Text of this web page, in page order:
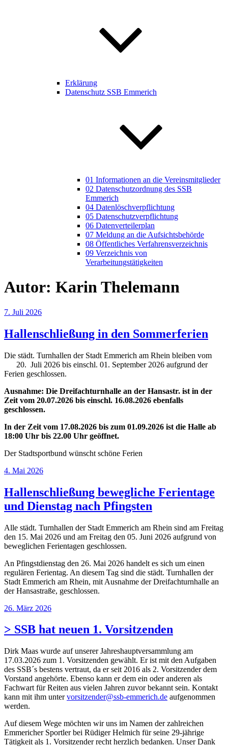
Erklärung
Datenschutz SSB Emmerich
01 Informationen an die Vereinsmitglieder
02 Datenschutzordnung des SSB
Emmerich
04 Datenlöschverpflichtung
05 Datenschutzverpflichtung
06 Datenverteilerplan
07 Meldung an die Aufsichtsbehörde
08 Öffentliches Verfahrensverzeichnis
09 Verzeichnis von
Verarbeitungstätigkeiten
Autor: Karin Thelemann
Veröffentlicht
7. Juli 2026
Hallenschließung in den Sommerferien
Die städt. Turnhallen der Stadt Emmerich am Rhein bleiben vom
20. Juli 2026 bis einschl. 01. September 2026 aufgrund der
Ferien geschlossen.
Ausnahme: Die Dreifachturnhalle an der Hansastr. ist in der
Zeit vom 20.07.2026 bis einschl. 16.08.2026 ebenfalls
geschlossen.
In der Zeit vom 17.08.2026 bis zum 01.09.2026 ist die Halle ab
18:00 Uhr bis 22.00 Uhr geöffnet.
Der Stadtsportbund wünscht schöne Ferien
Veröffentlicht
4. Mai 2026
Hallenschließung bewegliche Ferientage
und Dienstag nach Pfingsten
Alle städt. Turnhallen der Stadt Emmerich am Rhein sind am Freitag
den 15. Mai 2026 und am Freitag den 05. Juni 2026 aufgrund von
beweglichen Ferientagen geschlossen.
An Pfingstdienstag den 26. Mai 2026 handelt es sich um einen
regulären Ferientag. An diesem Tag sind die städt. Turnhallen der
Stadt Emmerich am Rhein, mit Ausnahme der Dreifachturnhalle an
der Hansastraße, geschlossen.
Veröffentlicht
26. März 2026
> SSB hat neuen 1. Vorsitzenden
Dirk Maas wurde auf unserer Jahreshauptversammlung am
17.03.2026 zum 1. Vorsitzenden gewählt. Er ist mit den Aufgaben
des SSB´s bestens vertraut, da er seit 2016 als 2. Vorsitzender dem
Vorstand angehörte. Ebenso kann er dem ein oder anderen als
Fachwart für Reiten aus vielen Jahren zuvor bekannt sein. Kontakt
kann mit ihm untervorsitzender@ssb-emmerich.de aufgenommen
werden.
Auf diesem Wege möchten wir uns im Namen der zahlreichen
Emmericher Sportler bei Rüdiger Helmich für seine 29-jährige
Tätigkeit als 1. Vorsitzender recht herzlich bedanken. Unser Dank